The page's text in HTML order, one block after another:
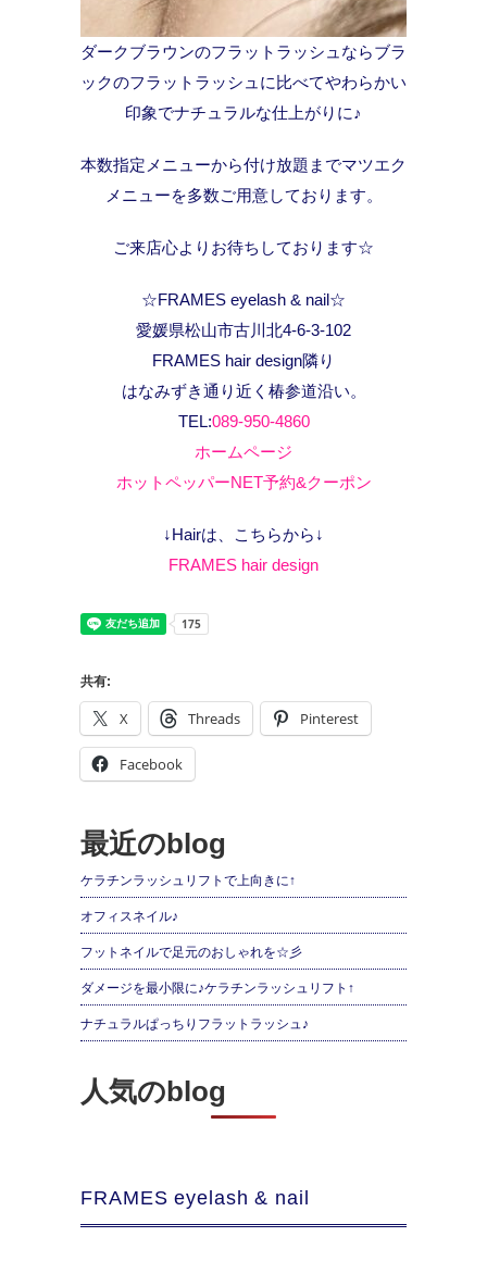
ダークブラウンのフラットラッシュならブラ
ックのフラットラッシュに比べてやわらかい
印象でナチュラルな仕上がりに♪
本数指定メニューから付け放題までマツエク
メニューを多数ご用意しております。
ご来店心よりお待ちしております☆
☆FRAMES eyelash & nail☆
愛媛県松山市古川北4-6-3-102
FRAMES hair design隣り
はなみずき通り近く椿参道沿い。
TEL:089-950-4860
ホームページ
ホットペッパーNET予約&クーポン
↓Hairは、こちらから↓
FRAMES hair design
共有:
X Threads Pinterest
Facebook
最近のblog
ケラチンラッシュリフトで上向きに↑
オフィスネイル♪
フットネイルで足元のおしゃれを☆彡
ダメージを最小限に♪ケラチンラッシュリフト↑
ナチュラルぱっちりフラットラッシュ♪
人気のblog
FRAMES eyelash & nail